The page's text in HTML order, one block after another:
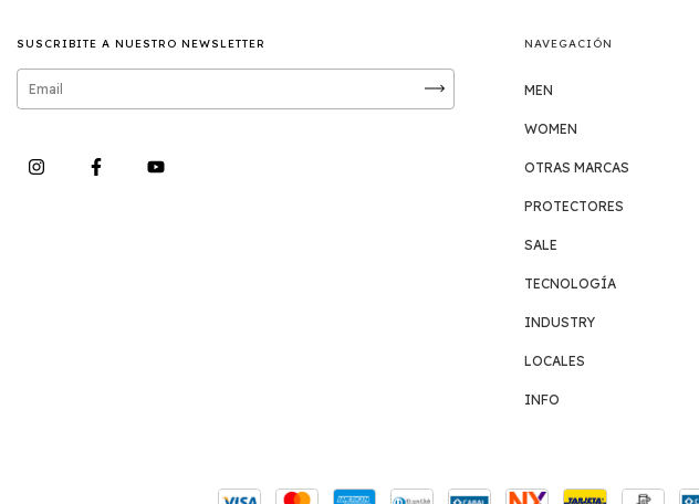
SUSCRIBITE A NUESTRO NEWSLETTER NAVEGACIÓN
MEN
WOMEN
OTRAS MARCAS
PROTECTORES
SALE
TECNOLOGÍA
INDUSTRY
LOCALES
INFO